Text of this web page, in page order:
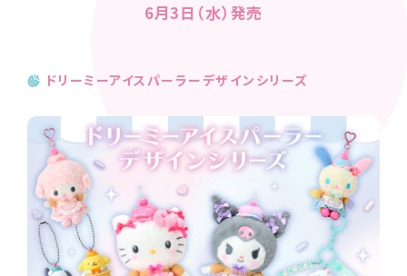
6月3日（水）発売
ドリーミーアイスパーラーデザインシリーズ